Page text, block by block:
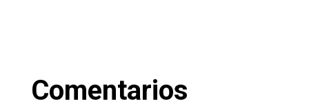
Comentarios